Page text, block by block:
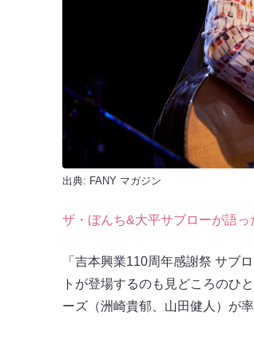
出典: FANY マガジン
ザ・ぼんち&大平サブローが語っ
「吉本興業110周年感謝祭 サブ
トが登場するのも見どころのひ
ーズ（洲崎貴郁、山田健人）が